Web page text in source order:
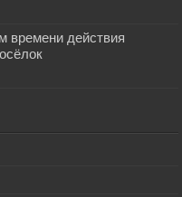
времени действия